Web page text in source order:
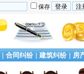
保存
| 合同纠纷 | 建筑纠纷 | 房